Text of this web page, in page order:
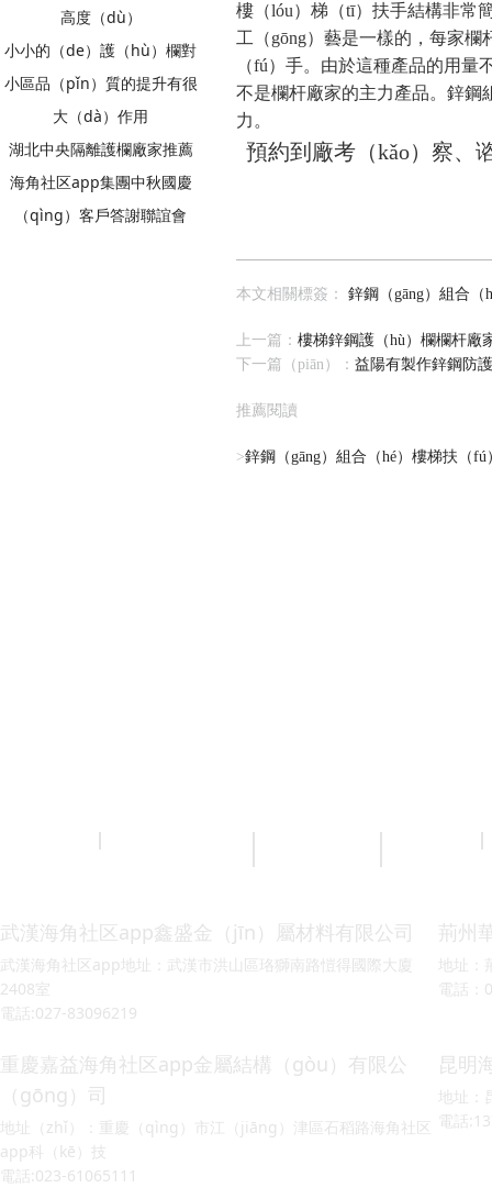
高度（dù）
小小的（de）護（hù）欄對
小區品（pǐn）質的提升有很
大（dà）作用
湖北中央隔離護欄廠家推薦
海角社区app集團中秋國慶
（qìng）客戶答謝聯誼會
樓（lóu）梯（tī）扶手結構非常
工（gōng）藝是一樣的，每家欄
（fú）手。由於這種產品的用量
不是欄杆廠家的主力產品。鋅鋼
力。
預約到廠考（kǎo）察、
本文相關標簽：鋅鋼（gāng）組合（
上一篇：樓梯鋅鋼護（hù）欄欄杆廠
下一篇（piān）：益陽有製作鋅鋼防
推薦閱讀
>鋅鋼（gāng）組合（hé）樓梯扶（
武漢海角社区app鑫盛金（jīn）屬材料有限公司
武漢海角社区app地址：武漢市洪山區珞獅南路愷得國際大廈
2408室
電話:027-83096219
荊州
地址：
電話
重慶嘉益海角社区app金屬結構（gòu）有限公
（gōng）司
地址（zhǐ）：重慶（qìng）市江（jiāng）津區石稻路海角社区
app科（kē）技
電話:023-61065111
昆明
地址：
電話